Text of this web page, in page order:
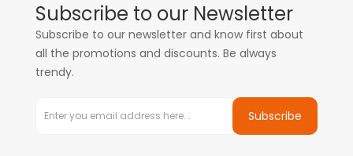
Subscribe to our Newsletter
Subscribe to our newsletter and know first about
all the promotions and discounts. Be always
trendy.
Subscribe